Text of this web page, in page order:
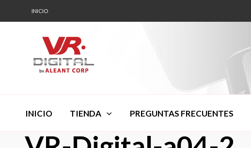
INICIO
INICIO TIENDA PREGUNTAS FRECUENTES